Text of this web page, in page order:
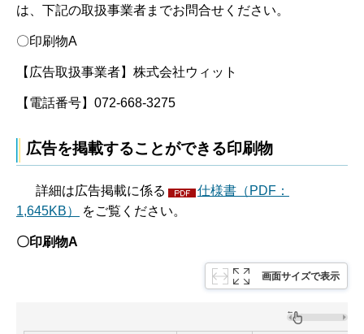
は、下記の取扱事業者までお問合せください。
〇印刷物A
【広告取扱事業者】株式会社ウィット
【電話番号】072-668-3275
広告を掲載することができる印刷物
詳細は広告掲載に係る
仕様書（PDF：
1,645KB）
をご覧ください。
〇印刷物A
画面サイズで表示